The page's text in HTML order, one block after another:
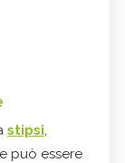
stipsi,
e può essere